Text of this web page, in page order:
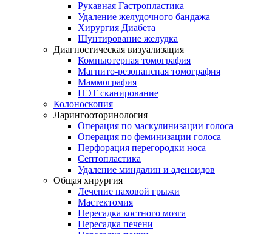
Рукавная Гастропластика
Удаление желудочного бандажа
Хирургия Диабета
Шунтирование желудка
Диагностическая визуализация
Компьютерная томография
Магнито-резонансная томография
Маммография
ПЭТ сканирование
Колоноскопия
Ларингооторинология
Операция по маскулинизации голоса
Операция по феминизации голоса
Перфорация перегородки носа
Септопластика
Удаление миндалин и аденоидов
Общая хирургия
Лечение паховой грыжи
Мастектомия
Пересадка костного мозга
Пересадка печени